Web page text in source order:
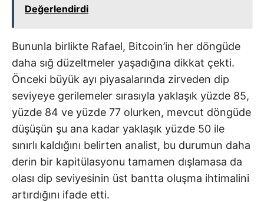
Değerlendirdi
Bununla birlikte Rafael, Bitcoin’in her döngüde
daha sığ düzeltmeler yaşadığına dikkat çekti.
Önceki büyük ayı piyasalarında zirveden dip
seviyeye gerilemeler sırasıyla yaklaşık yüzde 85,
yüzde 84 ve yüzde 77 olurken, mevcut döngüde
düşüşün şu ana kadar yaklaşık yüzde 50 ile
sınırlı kaldığını belirten analist, bu durumun daha
derin bir kapitülasyonu tamamen dışlamasa da
olası dip seviyesinin üst bantta oluşma ihtimalini
artırdığını ifade etti.